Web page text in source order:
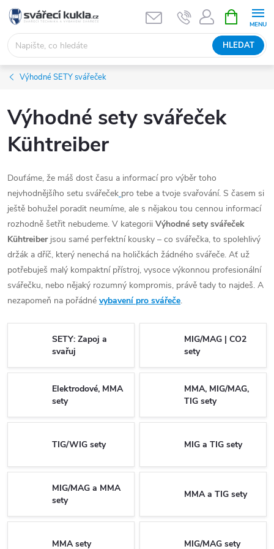
Přejít na obsah
HLEDAT
Výhodné SETY svářeček
Výhodné sety svářeček
Kühtreiber
Doufáme, že máš dost času a informací pro výběr toho
nejvhodnějšího setu svářeček pro tebe a tvoje svařování. S časem si
ještě bohužel poradit neumíme, ale s nějakou tou cennou informací
rozhodně šetřit nebudeme. V kategorii Výhodné sety svářeček
Kühtreiberjsou samé perfektní kousky – co svářečka, to spolehlivý
držák a dříč, který nenechá na holičkách žádného svářeče. Ať už
potřebuješ malý kompaktní přístroj, vysoce výkonnou profesionální
svářečku, nebo nějaký rozumný kompromis, právě tady to najdeš. A
nezapomeň na pořádné vybavení pro svářeče.
SETY: Zapoj a
svařuj
MIG/MAG | CO2
sety
Elektrodové, MMA
sety
MMA, MIG/MAG,
TIG sety
TIG/WIG sety MIG a TIG sety
MIG/MAG a MMA
sety
MMA a TIG sety
MMA sety MIG/MAG sety